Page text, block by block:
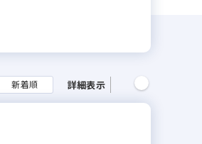
新着順 詳細表示